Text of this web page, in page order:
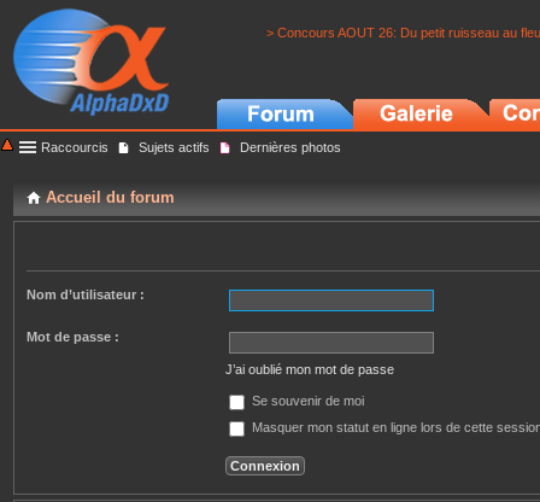
> Concours AOUT 26: Du petit ruisseau au
Raccourcis Sujets actifs Dernières photos
Accueil du forum
Nom d’utilisateur :
Mot de passe :
J’ai oublié mon mot de passe
Se souvenir de moi
Masquer mon statut en ligne lors de cette